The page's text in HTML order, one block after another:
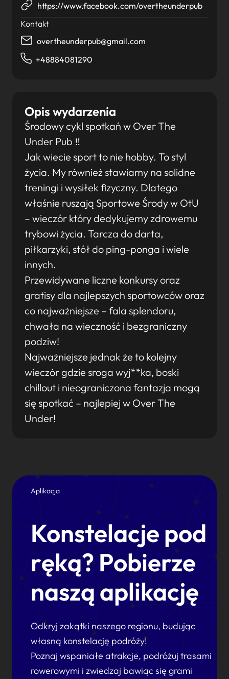
Opis wydarzenia
Środowy cykl spotkań w Over The
Under Pub ‼
Jak wiecie sport to nie hobby. To styl
życia. My również stawiamy na solidne
treningi i wysiłek fizyczny. Dlatego
właśnie ruszają Sportowe Środy w OtU
– wieczór który dedykujemy zdrowemu
trybowi życia. Tarcza do darta,
piłkarzyki, stół do ping-ponga i wiele
innych.
Przewidywane liczne konkursy oraz
gratisy dla najlepszych sportowców oraz
co najważniejsze – fala splendoru,
chwała na wieczność i bezgraniczny
podziw!
Najważniejsze jednak że to kolejny
wieczór gdzie sroga wyj**ka, boski
chillout i nieograniczona fantazja mogą
się spotkać – najlepiej w Over The
Under!
https://www.facebook.com/overtheunderpub
Kontakt
overtheunderpub@gmail.com
+48884081290
Aplikacja
Konstelacje pod
ręką? Pobierze
naszą aplikację
Odkryj zakątki naszego regionu, budując
własną konstelację podróży!
Poznaj wspaniałe atrakcje, podróżuj trasami
rowerowymi i zwiedzaj bawiąc się grami